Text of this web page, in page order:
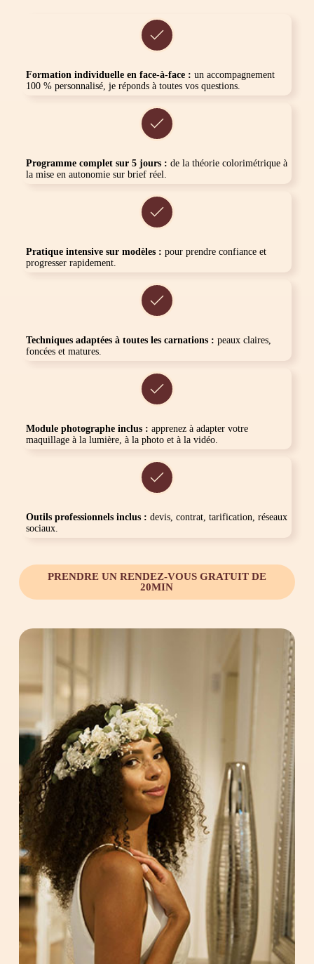
Formation individuelle en face-à-face : un accompagnement
100 % personnalisé, je réponds à toutes vos questions.
Programme complet sur 5 jours : de la théorie colorimétrique à
la mise en autonomie sur brief réel.
Pratique intensive sur modèles : pour prendre confiance et
progresser rapidement.
Techniques adaptées à toutes les carnations : peaux claires,
foncées et matures.
Module photographe inclus : apprenez à adapter votre
maquillage à la lumière, à la photo et à la vidéo.
Outils professionnels inclus : devis, contrat, tarification, réseaux
sociaux.
PRENDRE UN RENDEZ-VOUS GRATUIT DE
20MIN